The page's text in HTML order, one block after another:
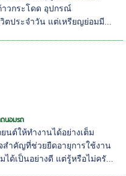
าวกระโดด อุปกรณ์
ตประจำวัน แต่เหรียญย่อมมี...
นอมรถ
นต์ให้ทำงานได้อย่างเต็ม
สำคัญที่ช่วยยืดอายุการใช้งาน
ด้เป็นอย่างดี แต่รู้หรือไม่ครั...